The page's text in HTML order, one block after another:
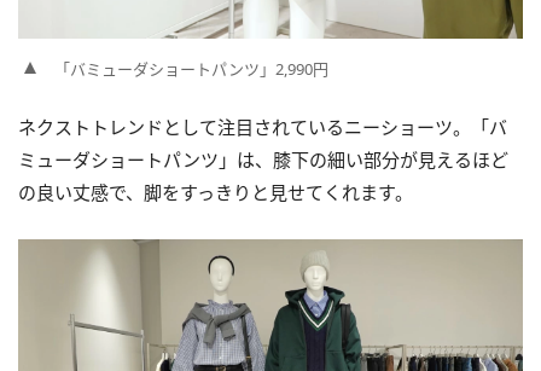
「バミューダショートパンツ」2,990円
ネクストトレンドとして注目されているニーショーツ。「バ
ミューダショートパンツ」は、膝下の細い部分が見えるほど
の良い丈感で、脚をすっきりと見せてくれます。